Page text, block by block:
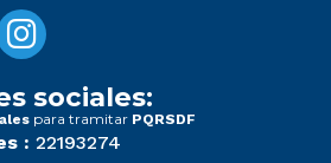
sociales:
para tramitar PQRSDF
: 22193274